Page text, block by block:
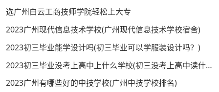
选广州白云工商技师学院轻松上大专
2023广州现代信息技术学校(广州现代信息技术学校宿舍)
2023初三毕业能学设计吗(初三毕业可以学服装设计吗？)
2023初三毕业没考上高中上什么学校(初三没考上高中读什么学校好)
2023广州有哪些好的中技学校(广州中技学校排名)